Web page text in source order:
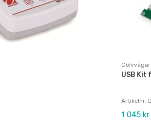
Golvvågar
USB Kit
Artikelnr:
1 045 kr